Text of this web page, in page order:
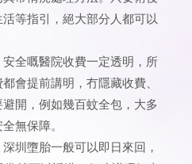
等指引，絕大部分人都可以
全嘅醫院收費一定透明，所
會提前講明，冇隱藏收費、
開，例如幾百蚊全包，大多
無保障。
圳墮胎一般可以即日來回，